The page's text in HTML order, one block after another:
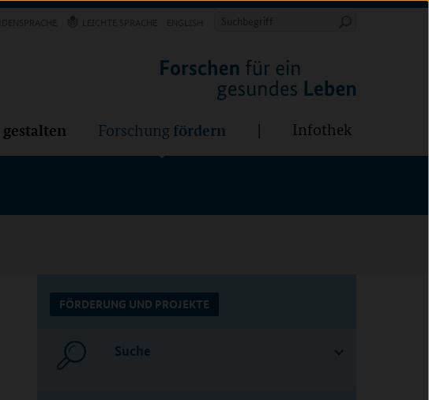
Suchbegriff
gestalten Forschung fördern Infothek
FÖRDERUNG UND PROJEKTE
Suche
Forschung Forschung fördern Infothek